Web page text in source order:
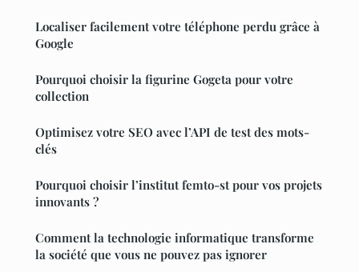
Localiser facilement votre téléphone perdu grâce à
Google
Pourquoi choisir la figurine Gogeta pour votre
collection
Optimisez votre SEO avec l’API de test des mots-
clés
Pourquoi choisir l’institut femto-st pour vos projets
innovants ?
Comment la technologie informatique transforme
la société que vous ne pouvez pas ignorer